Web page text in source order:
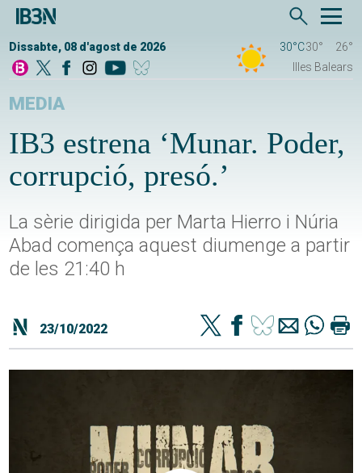
Dissabte, 08 d'agost de 2026 30°C30°
26°
Illes Balears
MEDIA
IB3 estrena ‘Munar. Poder,
corrupció, presó.’
La sèrie dirigida per Marta Hierro i Núria
Abad comença aquest diumenge a partir
de les 21:40 h
23/10/2022